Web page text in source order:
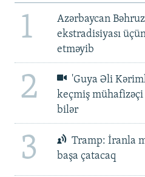
1
Azərbaycan
ekstradisiyası
etməyib
2
'Guya Əli
keçmiş
bilər
3
Tramp: İranla
başa çatacaq